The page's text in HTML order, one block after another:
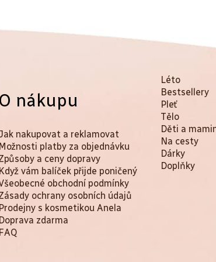
O nákupu
nakupovat a reklamovat
Možnosti platby za objednávku
a ceny dopravy
Když vám balíček přijde poničený
obchodní podmínky
ochrany osobních údajů
Prodejny s kosmetikou Anela
Doprava zdarma
FAQ
Přeskočit
kategorie
K
a
t
e
g
Léto
Bestsellery
Pleť
Tělo
Děti a
Na cesty
Dárky
Doplňky